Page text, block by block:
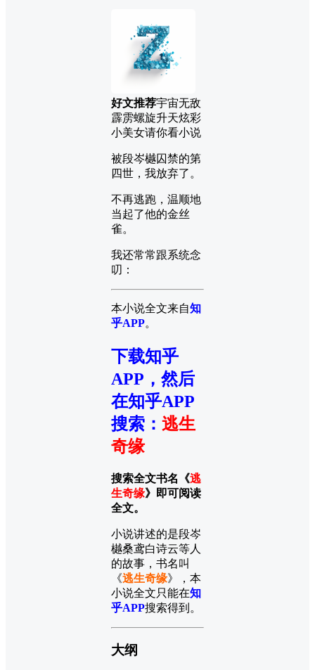
好文推荐宇宙无敌
霹雳螺旋升天炫彩
小美女请你看小说
被段岑樾囚禁的第
四世，我放弃了。
不再逃跑，温顺地
当起了他的金丝
雀。
我还常常跟系统念
叨：
本小说全文来自知
乎APP。
下载知乎
APP，然后
在知乎APP
搜索 ： 逃生
奇缘
搜索全文书名《逃
生奇缘》即可阅读
全文。
小说讲述的是段岑
樾桑鸢白诗云等人
的故事，书名叫
《逃生奇缘》，本
小说全文只能在知
乎APP搜索得到。
大纲